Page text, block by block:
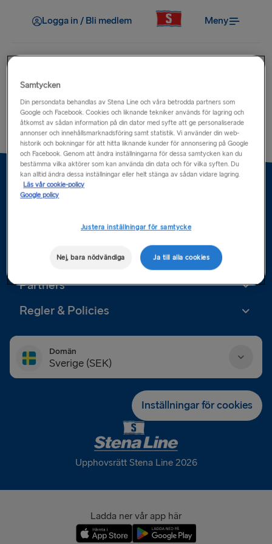
Logga in / Bli medlem Meny
felsidor
Mer om oss
Grupp & Företag
Partners
Regler & Policies
Domän
Sverige (SEK)
France (EUR)
Inställningar för cookies
Upphovsrätt Stena Line 2026
Ladda ner vår app här
Samtycken
Din persondata behandlas av Stena Line och våra betrodda partners som
Google och Facebook. Cookies och liknande tekniker används för lagring och
åtkomst av sådan information på din dator med syfte att ge personaliserade
annonser och innehållsmarknadsföring samt statistik. Vi använder din web-
historik och bokningar för att hitta liknande kunder för annonsering på Google
och Facebook. Genom att ändra inställningarna för dessa samtycken kan du
bestämma vilka aktörer som kan använda din data och för vilka syften. Du
kan alltid ändra dessa inställningar eller helt stänga av sådan vidare lagring.
Läs vår cookie-policy
Google policy
Justera inställningar för samtycke
Nej, bara nödvändiga Ja till alla cookies